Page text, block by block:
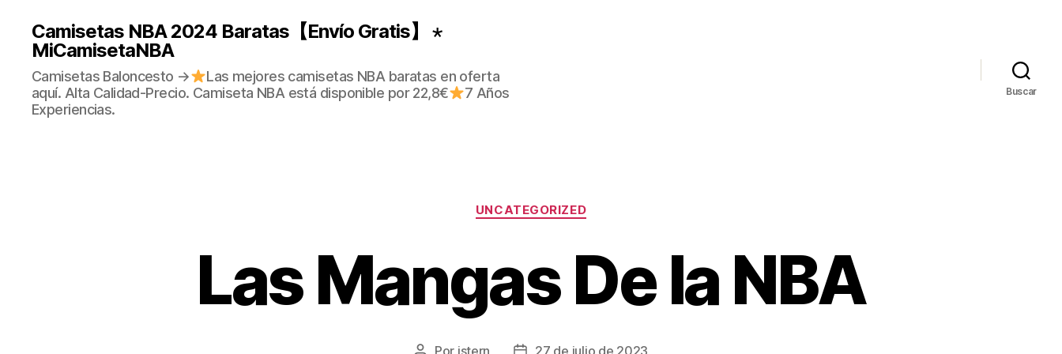
Camisetas NBA 2024 Baratas【Envío Gratis】 ⋆
MiCamisetaNBA
Camisetas Baloncesto →
Las mejores camisetas NBA baratas en oferta
aquí. Alta Calidad-Precio. Camiseta NBA está disponible por 22,8€
7 Años
Experiencias.
Buscar
Categorías
UNCATEGORIZED
Las Mangas De la NBA
Por istern 27 de julio de 2023